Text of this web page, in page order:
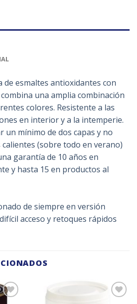
de esmaltes antioxidantes con
una amplia combinación
colores. Resistente a las
en interior y a la intemperie.
un mínimo de dos capas y no
(sobre todo en verano)
garantía de 10 años en
y hasta 15 en productos al
de siempre en versión
acceso y retoques rápidos